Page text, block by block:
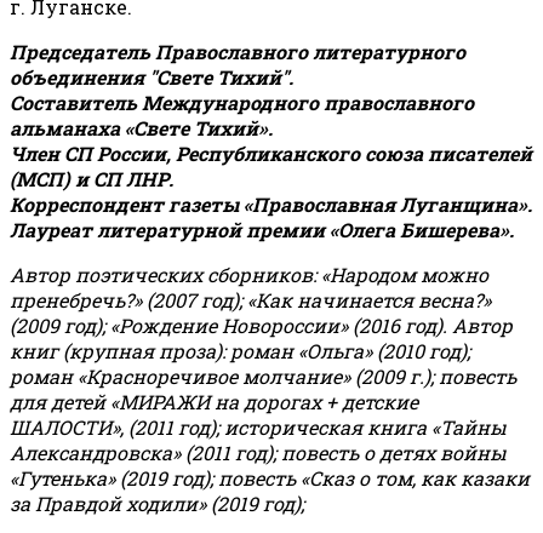
г. Луганске.
Председатель Православного литературного
объединения "Свете Тихий".
Составитель Международного православного
альманаха «Свете Тихий».
Член СП России, Республиканского союза писателей
(МСП) и СП ЛНР.
Корреспондент газеты «Православная Луганщина».
Лауреат литературной премии «Олега Бишерева».
Автор поэтических сборников: «Народом можно
пренебречь?» (2007 год); «Как начинается весна?»
(2009 год); «Рождение Новороссии» (2016 год). Автор
книг (крупная проза): роман «Ольга» (2010 год);
роман «Красноречивое молчание» (2009 г.); повесть
для детей «МИРАЖИ на дорогах + детские
ШАЛОСТИ», (2011 год); историческая книга «Тайны
Александровска» (2011 год); повесть о детях войны
«Гутенька» (2019 год); повесть «Сказ о том, как казаки
за Правдой ходили» (2019 год);